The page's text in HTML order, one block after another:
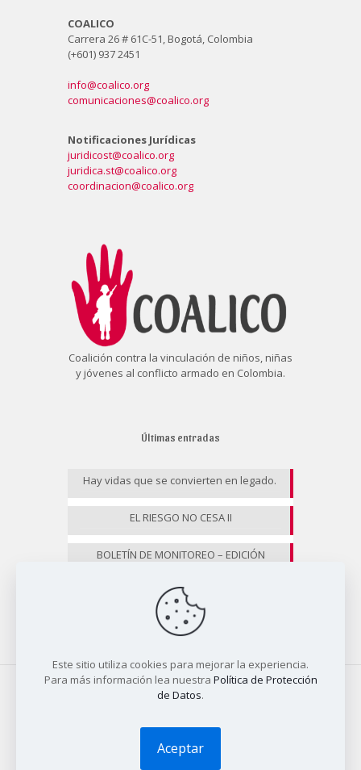
COALICO
Carrera 26 # 61C-51, Bogotá, Colombia
(+601) 937 2451
info@coalico.org
comunicaciones@coalico.org
Notificaciones Jurídicas
juridicost@coalico.org
juridica.st@coalico.org
coordinacion@coalico.org
Coalición contra la vinculación de niños, niñas
y jóvenes al conflicto armado en Colombia.
Últimas entradas
Hay vidas que se convierten en legado.
EL RIESGO NO CESA II
BOLETÍN DE MONITOREO – EDICIÓN
© 2025 COALICO | Diseño
Este sitio utiliza cookies para mejorar la experiencia.
Para más información lea nuestra Política de Protección
de Datos.
Aceptar